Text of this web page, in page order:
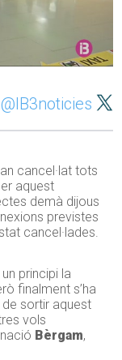
@IB3noticies
cancel·lat tots
aquest
demà dijous
previstes
cancel·lades.
principi la
finalment s’ha
de sortir aquest
vols
Bèrgam,